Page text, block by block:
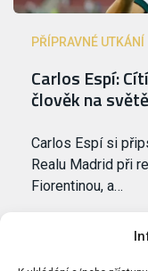
PŘÍPRAVNÉ UTKÁNÍ
Carlos Espí:
člověk na světě
Carlos Espí si
Realu Madrid při
Fiorentinou, a…